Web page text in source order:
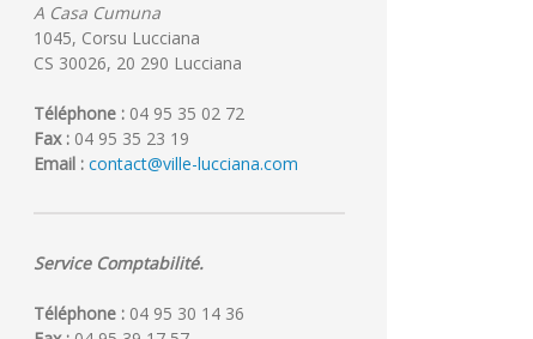
A Casa Cumuna
1045, Corsu Lucciana
CS 30026, 20 290 Lucciana
Téléphone : 04 95 35 02 72
Fax : 04 95 35 23 19
Email : contact@ville-lucciana.com
Service Comptabilité.
Téléphone : 04 95 30 14 36